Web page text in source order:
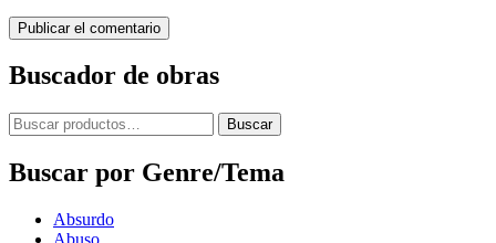
Buscador de obras
Buscar
por:
Buscar
Buscar por Genre/Tema
Absurdo